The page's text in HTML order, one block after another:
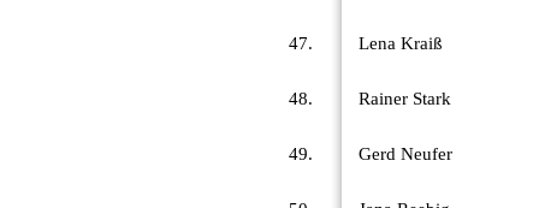
47. Lena Kraiß
48. Rainer Stark
49. Gerd Neufer